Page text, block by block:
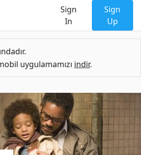
Sign
In
Sign
Up
uygulamamızı indir.